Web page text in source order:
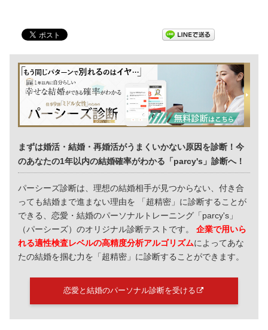
まずは婚活・結婚・再婚活がうまくいかない原因を診断！今
のあなたの1年以内の結婚確率がわかる「parcy's」診断へ！
パーシーズ診断は、理想の結婚相手が見つからない、付き合
っても結婚まで進まない理由を 「超精密」に診断することが
できる、恋愛・結婚のパーソナルトレーニング「parcy's」
（パーシーズ）のオリジナル診断テストです。企業で用いら
れる適性検査レベルの高精度分析アルゴリズムによってあな
たの結婚を掴む力を「超精密」に診断することができます。
恋愛と結婚のパーソナル診断を受ける